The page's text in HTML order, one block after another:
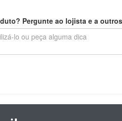
Pergunte ao lojista e a